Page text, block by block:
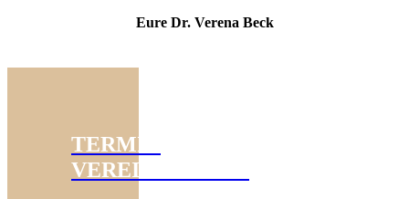
Eure Dr. Verena Beck
TERMIN
VEREINBARUNG